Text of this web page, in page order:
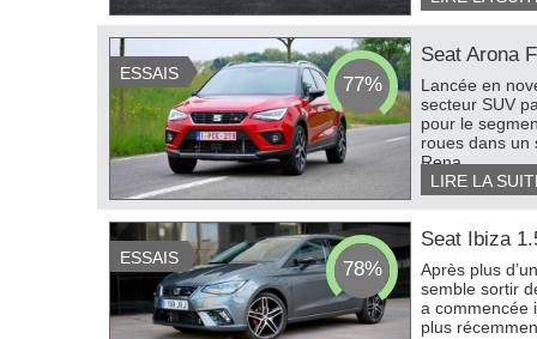
Seat Arona
Lancée en
secteur SUV
pour le
roues dans un
Rena...
LIRE LA
ESSAIS 77%
Seat Ibiza
Après plus
semble sortir
a commencée
plus
ESSAIS 78%